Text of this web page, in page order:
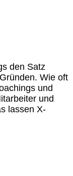
den Satz
Wie oft
und
und
lassen X-